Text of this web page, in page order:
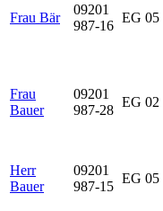
Frau Bär
09201
987-16
EG 05
Frau
Bauer
09201
987-28
EG 02
Herr
Bauer
09201
987-15
EG 05